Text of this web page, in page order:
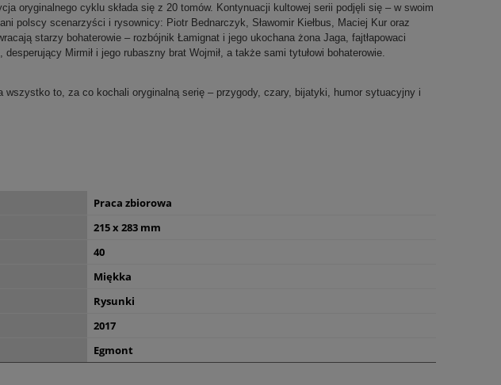
oryginalnego cyklu składa się z 20 tomów. Kontynuacji kultowej serii podjęli się – w swoim
polscy scenarzyści i rysownicy: Piotr Bednarczyk, Sławomir Kiełbus, Maciej Kur oraz
starzy bohaterowie – rozbójnik Łamignat i jego ukochana żona Jaga, fajtłapowaci
Mirmił i jego rubaszny brat Wojmił, a także sami tytułowi bohaterowie.
to, za co kochali oryginalną serię – przygody, czary, bijatyki, humor sytuacyjny i
Praca zbiorowa
215 x 283 mm
40
Miękka
Rysunki
2017
Egmont